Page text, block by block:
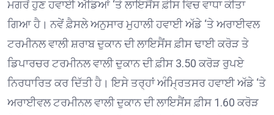
ਮਗਰੋਂ ਹੁਣ ਹਵਾਈ ਅੱਡਿਆਂ ‘ਤੇ ਲਾਇਸੈਂਸ ਫ਼ੀਸ ਵਿਚ ਵਾਧਾ ਕੀਤਾ
ਗਿਆ ਹੈ। ਨਵੇਂ ਫ਼ੈਸਲੇ ਅਨੁਸਾਰ ਮੁਹਾਲੀ ਹਵਾਈ ਅੱਡੇ ‘ਤੇ ਅਰਾਈਵਲ
ਟਰਮੀਨਲ ਵਾਲੀ ਸ਼ਰਾਬ ਦੁਕਾਨ ਦੀ ਲਾਇਸੈਂਸ ਫ਼ੀਸ ਢਾਈ ਕਰੋੜ ਤੇ
ਡਿਪਾਰਚਰ ਟਰਮੀਨਲ ਵਾਲੀ ਦੁਕਾਨ ਦੀ ਫ਼ੀਸ 3.50 ਕਰੋੜ ਰੁਪਏ
ਨਿਰਧਾਰਿਤ ਕਰ ਦਿੱਤੀ ਹੈ। ਇਸੇ ਤਰ੍ਹਾਂ ਅੰਮ੍ਰਿਤਸਰ ਹਵਾਈ ਅੱਡੇ ‘ਤੇ
ਅਰਾਈਵਲ ਟਰਮੀਨਲ ਵਾਲੀ ਦੁਕਾਨ ਦੀ ਲਾਇਸੈਂਸ ਫ਼ੀਸ 1.60 ਕਰੋੜ